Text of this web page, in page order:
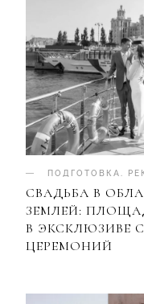
ПОДГОТОВКА
СВАДЬБА В
ЗЕМЛЕЙ:
В ЭКСКЛЮЗИВЕ
ЦЕРЕМОНИЙ